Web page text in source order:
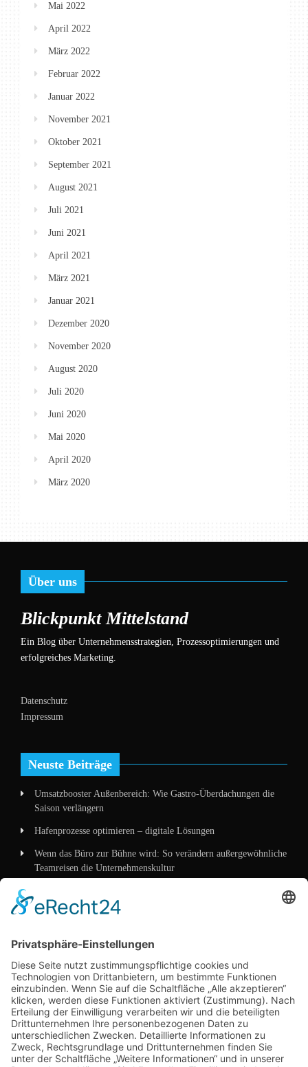
Mai 2022
April 2022
März 2022
Februar 2022
Januar 2022
November 2021
Oktober 2021
September 2021
August 2021
Juli 2021
Juni 2021
April 2021
März 2021
Januar 2021
Dezember 2020
November 2020
August 2020
Juli 2020
Juni 2020
Mai 2020
April 2020
März 2020
Über uns
Blickpunkt Mittelstand
Ein Blog über Unternehmensstrategien, Prozessoptimierungen und
erfolgreiches Marketing.
Datenschutz
Impressum
Neuste Beiträge
Umsatzbooster Außenbereich: Wie Gastro-Überdachungen die
Saison verlängern
Hafenprozesse optimieren – digitale Lösungen
Wenn das Büro zur Bühne wird: So verändern außergewöhnliche
Teamreisen die Unternehmenskultur
Mittelstandskonzepte 2026 Kunden überzeugen
Kategorien
Allgemein
Business
Dienstleistungen
Marketing